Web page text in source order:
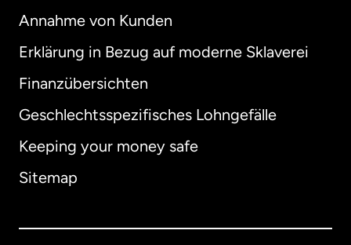
Annahme von Kunden
Erklärung in Bezug auf moderne Sklaverei
Finanzübersichten
Geschlechtsspezifisches Lohngefälle
Keeping your money safe
Sitemap
International English
Australien